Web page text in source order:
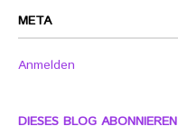
META
Anmelden
DIESES BLOG ABONNIEREN